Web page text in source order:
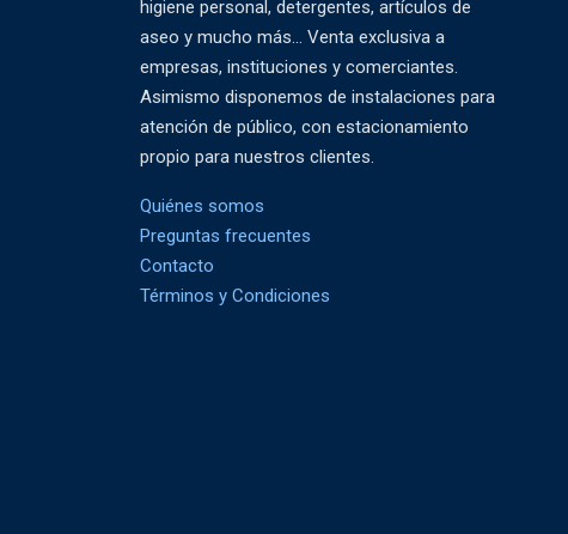
higiene personal, detergentes, artículos de
aseo y mucho más... Venta exclusiva a
empresas, instituciones y comerciantes.
Asimismo disponemos de instalaciones para
atención de público, con estacionamiento
propio para nuestros clientes.
Quiénes somos
Preguntas frecuentes
Contacto
Términos y Condiciones